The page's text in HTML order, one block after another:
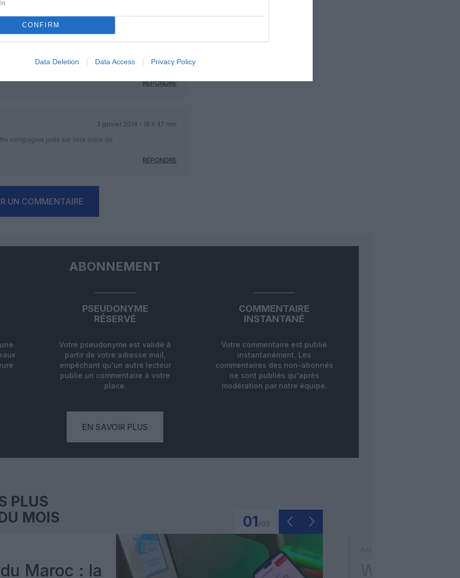
CONFIRM
Data Deletion Data Access Privacy Policy
Skyteam en Asie,
RÉPONDRE
3 janvier 2014 - 13 h 46 min
hubs respectifs de China Eastern et
RÉPONDRE
3 janvier 2014 - 18 h 47 min
compagnie jadis sur liste noire de
RÉPONDRE
UN COMMENTAIRE
ABONNEMENT
PSEUDONYME
RÉSERVÉ
Votre pseudonyme est validé à
partir de votre adresse mail,
empêchant qu'un autre lecteur
publie un commentaire à votre
place.
COMMENTAIRE
INSTANTANÉ
Votre commentaire est publié
instantanément. Les
commentaires des non-abonnés
ne sont publiés qu'après
modération par notre équipe.
EN SAVOIR PLUS
PLUS
MOIS
01
Maroc : la